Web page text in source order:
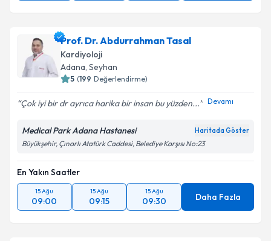
Prof. Dr. Abdurrahman Tasal
Kardiyoloji
Adana, Seyhan
5 (199 Değerlendirme)
Çok iyi bir dr ayrıca harika bir insan bu yüzden... Devamı
Medical Park Adana Hastanesi Haritada Göster
Büyükşehir, Çınarlı Atatürk Caddesi, Belediye Karşısı No:23
En Yakın Saatler
15 Ağu
09:00
15 Ağu
09:15
15 Ağu
09:30 Daha Fazla